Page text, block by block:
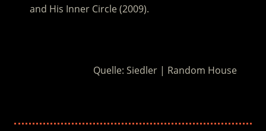
and His Inner Circle (2009).
Quelle: Siedler | Random House